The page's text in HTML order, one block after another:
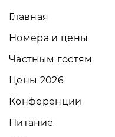
Главная
Номера и цены
Частным гостям
Цены 2026
Конференции
Питание